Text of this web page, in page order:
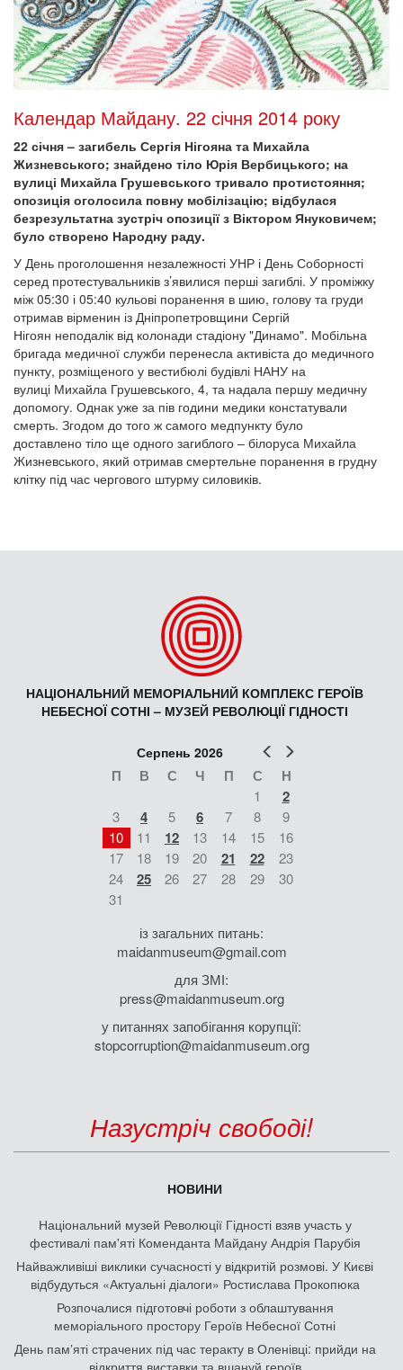
Календар Майдану. 22 січня 2014 року
22 січня – загибель Сергія Нігояна та Михайла
Жизневського; знайдено тіло Юрія Вербицького; на
вулиці Михайла Грушевського тривало протистояння;
опозиція оголосила повну мобілізацію; відбулася
безрезультатна зустріч опозиції з Віктором Януковичем;
було створено Народну раду.
У День проголошення незалежності УНР і День Соборності
серед протестувальників з’явилися перші загиблі. У проміжку
між 05:30 і 05:40 кульові поранення в шию, голову та груди
отримав вірменин із Дніпропетровщини Сергій
Нігоян неподалік від колонади стадіону "Динамо". Мобільна
бригада медичної служби перенесла активіста до медичного
пункту, розміщеного у вестибюлі будівлі НАНУ на
вулиці Михайла Грушевського, 4, та надала першу медичну
допомогу. Однак уже за пів години медики констатували
смерть. Згодом до того ж самого медпункту було
доставлено тіло ще одного загиблого – білоруса Михайла
Жизневського, який отримав смертельне поранення в грудну
клітку під час чергового штурму силовиків.
НАЦІОНАЛЬНИЙ МЕМОРІАЛЬНИЙ КОМПЛЕКС ГЕРОЇВ
НЕБЕСНОЇ СОТНІ – МУЗЕЙ РЕВОЛЮЦІЇ ГІДНОСТІ
Попер
Серпень 2026
П В С Ч П С Н
1 2
3 4 5 6 7 8
9
10
11 12 13 14 15
16
17
18 19 20 21 22
23
24
25 26 27 28 29
30
31
із загальних питань:
maidanmuseum@gmail.com
для ЗМІ:
press@maidanmuseum.org
у питаннях запобігання корупції:
stopcorruption@maidanmuseum.org
Назустріч свободі!
НОВИНИ
Національний музей Революції Гідності взяв участь у
фестивалі пам'яті Коменданта Майдану Андрія Парубія
Найважливіші виклики сучасності у відкритій розмові. У Києві
відбудуться «Актуальні діалоги» Ростислава Прокопюка
Розпочалися підготовчі роботи з облаштування
меморіального простору Героїв Небесної Сотні
День памʼяті страчених під час теракту в Оленівці: прийди на